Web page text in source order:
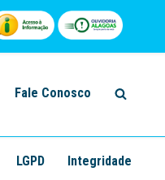
Fale Conosco
LGPD Integridade